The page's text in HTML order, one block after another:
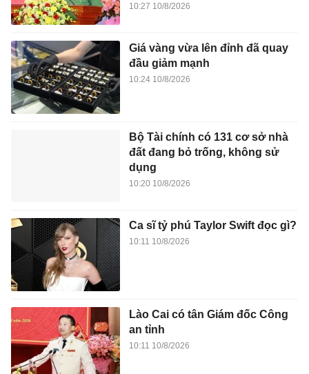
10:27 10/8/2026
Giá vàng vừa lên đỉnh đã quay
đầu giảm mạnh
10:24 10/8/2026
Bộ Tài chính có 131 cơ sở nhà
đất đang bỏ trống, không sử
dụng
10:20 10/8/2026
Ca sĩ tỷ phú Taylor Swift đọc gì?
10:11 10/8/2026
Lào Cai có tân Giám đốc Công
an tỉnh
10:11 10/8/2026